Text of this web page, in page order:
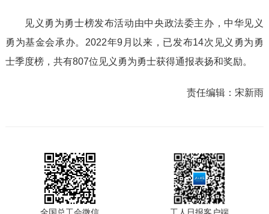
见义勇为勇士榜发布活动由中央政法委主办，中华见义
勇为基金会承办。2022年9月以来，已发布14次见义勇为勇
士季度榜，共有807位见义勇为勇士获得通报表扬和奖励。
责任编辑：宋新雨